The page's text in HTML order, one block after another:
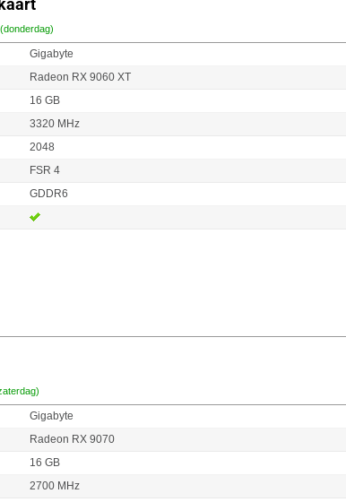
Gigabyte
Radeon RX 9060 XT
16 GB
3320 MHz
2048
FSR 4
GDDR6
Gigabyte
Radeon RX 9070
16 GB
2700 MHz